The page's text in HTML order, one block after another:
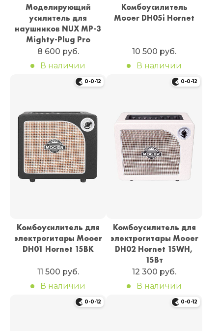
Моделирующий
усилитель для
наушников NUX MP-3
Mighty-Plug Pro
8 600 руб.
В наличии
Комбоусилитель
Mooer DH05i Hornet
10 500 руб.
В наличии
0-0-12
Комбоусилитель для
электрогитары Mooer
DH01 Hornet 15BK
11 500 руб.
В наличии
0-0-12
Комбоусилитель для
электрогитары Mooer
DH02 Hornet 15WH,
15Вт
12 300 руб.
В наличии
0-0-12 0-0-12